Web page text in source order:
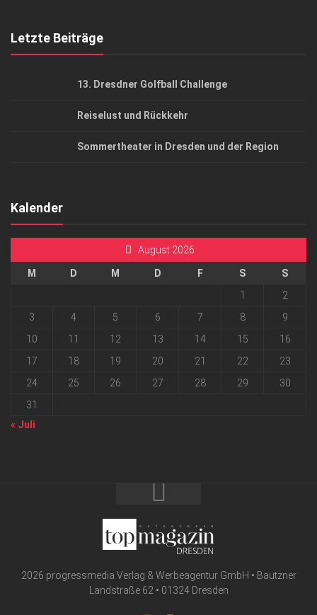
Letzte Beiträge
13. Dresdner Golfball Challenge
Reiselust und Rückkehr
Sommertheater in Dresden und der Region
Kalender
August 2026
M D M D F S
S
1
2
3
4 5 6 7 8
9
10
11 12 13 14 15
16
17
18 19 20 21 22
23
24
25 26 27 28 29
30
31
« Juli
2026 progressmedia Verlag & Werbeagentur GmbH • Bautzner
Landstraße 62 • 01324 Dresden